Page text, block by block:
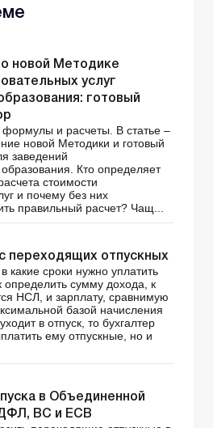
новой Методике
услуг
готовый
формулы и расчеты. В статье –
новой Методики и готовый
заведений
Кто определяет
стоимости
и почему без них
правильный расчет? Чащ...
отпускных
какие сроки нужно уплатить
сумму дохода, к
НСЛ, и зарплату, сравнимую
базой начисления
в отпуск, то бухгалтер
ему отпускные, но и
в Объединенной
ВС и ЕСВ